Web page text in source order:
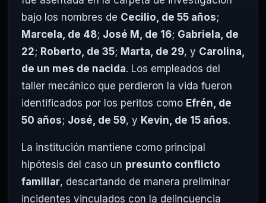
bajo los nombres de Cecilio, de 55 años;
Marcela, de 48; José M, de 16; Gabriela, de
22; Roberto, de 35; Marta, de 29, y Carolina,
de un mes de nacida. Los empleados del
taller mecánico que perdieron la vida fueron
identificados por los peritos como Efrén, de
50 años; José, de 59, y Kevin, de 15 años.
La institución mantiene como principal
hipótesis del caso un presunto conflicto
familiar, descartando de manera preliminar
incidentes vinculados con la delincuencia